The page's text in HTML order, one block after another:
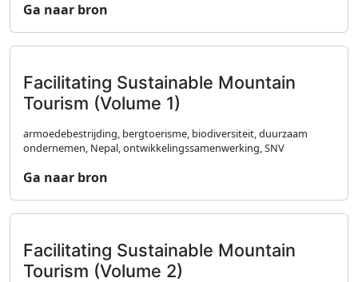
Ga naar bron
Facilitating Sustainable Mountain
Tourism (Volume 1)
armoedebestrijding, bergtoerisme, biodiversiteit, duurzaam
ondernemen, Nepal, ontwikkelingssamenwerking, SNV
Ga naar bron
Facilitating Sustainable Mountain
Tourism (Volume 2)